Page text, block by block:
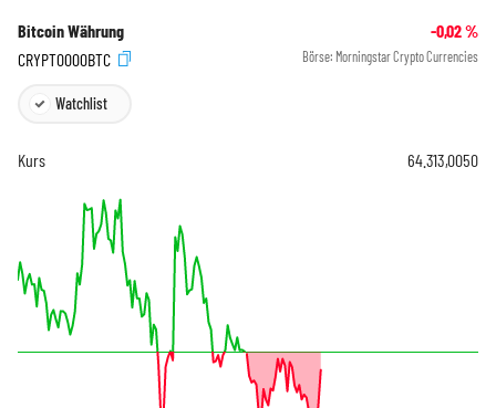
Bitcoin Währung -0,02%
CRYPT0000BTC
Börse: Morningstar Crypto Currencies
Watchlist
Kurs 64.313,0050